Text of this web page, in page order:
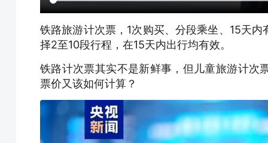
铁路旅游计次票，1次购买、分段乘坐、15天
择2至10段行程，在15天内出行均有效。
铁路计次票其实不是新鲜事，但儿童旅游计次
票价又该如何计算？